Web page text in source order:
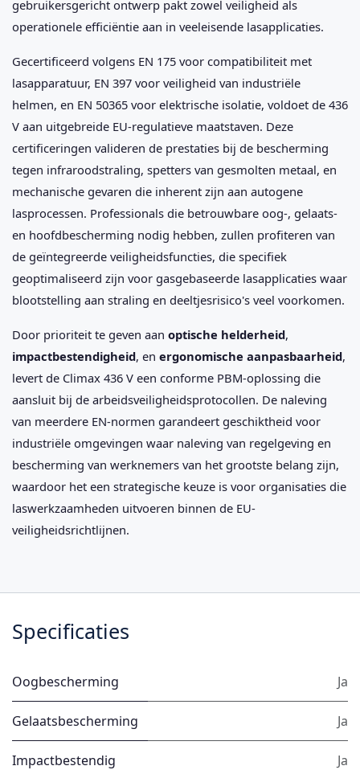
gebruikersgericht ontwerp pakt zowel veiligheid als
operationele efficiëntie aan in veeleisende lasapplicaties.
Gecertificeerd volgens EN 175 voor compatibiliteit met
lasapparatuur, EN 397 voor veiligheid van industriële
helmen, en EN 50365 voor elektrische isolatie, voldoet de 436
V aan uitgebreide EU-regulatieve maatstaven. Deze
certificeringen valideren de prestaties bij de bescherming
tegen infraroodstraling, spetters van gesmolten metaal, en
mechanische gevaren die inherent zijn aan autogene
lasprocessen. Professionals die betrouwbare oog-, gelaats-
en hoofdbescherming nodig hebben, zullen profiteren van
de geïntegreerde veiligheidsfuncties, die specifiek
geoptimaliseerd zijn voor gasgebaseerde lasapplicaties waar
blootstelling aan straling en deeltjesrisico's veel voorkomen.
Door prioriteit te geven aan optische helderheid,
impactbestendigheid, en ergonomische aanpasbaarheid,
levert de Climax 436 V een conforme PBM-oplossing die
aansluit bij de arbeidsveiligheidsprotocollen. De naleving
van meerdere EN-normen garandeert geschiktheid voor
industriële omgevingen waar naleving van regelgeving en
bescherming van werknemers van het grootste belang zijn,
waardoor het een strategische keuze is voor organisaties die
laswerkzaamheden uitvoeren binnen de EU-
veiligheidsrichtlijnen.
Specificaties
Oogbescherming Ja
Gelaatsbescherming Ja
Impactbestendig Ja